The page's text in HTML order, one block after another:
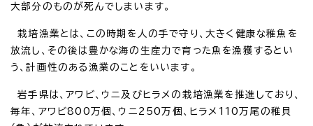
大部分のものが死んでしまいます。
栽培漁業とは、この時期を人の手で守り、大きく健康な稚魚を
放流し、その後は豊かな海の生産力で育った魚を漁獲するとい
う、計画性のある漁業のことをいいます。
岩手県は、アワビ、ウニ及びヒラメの栽培漁業を推進しており、
毎年、アワビ800万個、ウニ250万個、ヒラメ110万尾の稚貝